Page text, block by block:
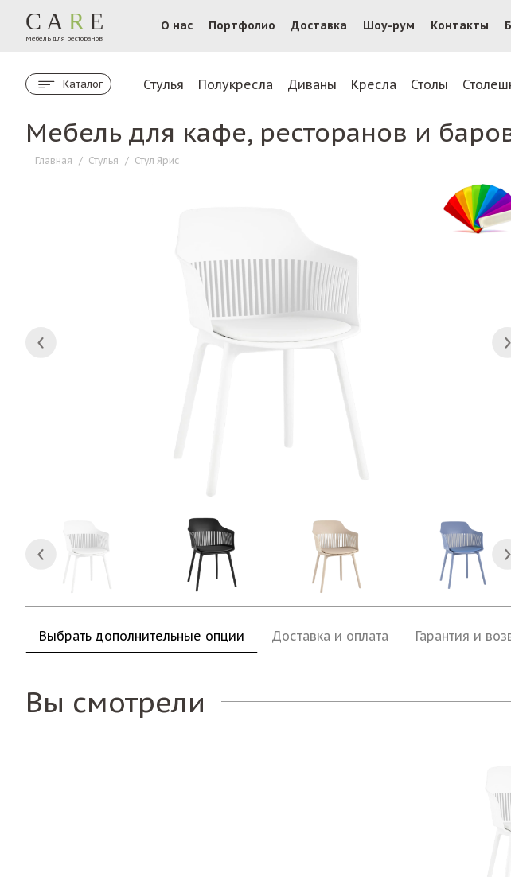
CA R E
Мебель для ресторанов
О нас Портфолио Доставка Шоу-рум Контакты
Каталог Стулья Полукресла Диваны Кресла Столы
Мебель для кафе, ресторанов и
Главная / Стулья / Стул Ярис
Выбрать дополнительные опции Доставка и оплата Гарантия и
Вы смотрели